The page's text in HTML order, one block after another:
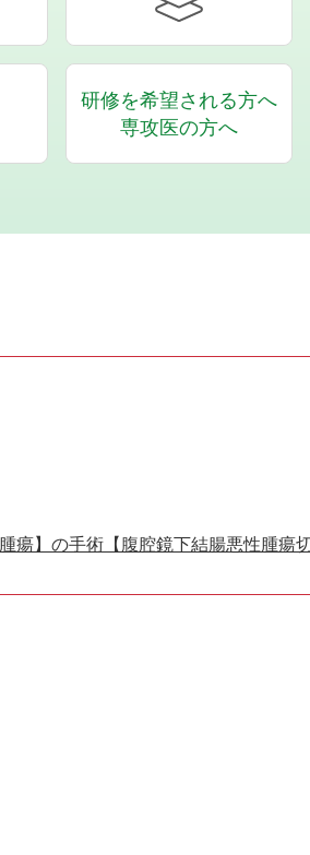
研修を希望される方へ
専攻医の方へ
瘍】の手術【腹腔鏡下結腸悪性腫瘍